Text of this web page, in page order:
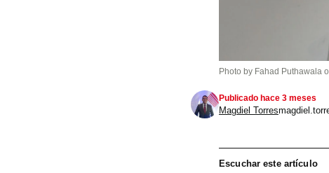
Photo by Fahad Puthawala
Publicado hace 3 meses
Magdiel Torres
Escuchar este artículo